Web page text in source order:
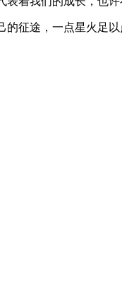
征途，一点星火足